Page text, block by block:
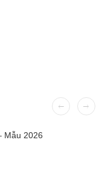
Mẫu 2026